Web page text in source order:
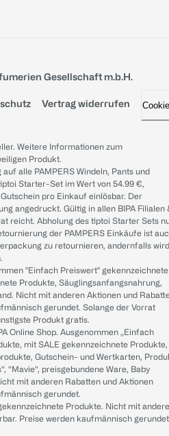
Gesellschaft m.b.H.
Vertrag widerrufen
Weitere Informationen zum
Produkt.
alle PAMPERS Windeln, Pants und
Starter-Set im Wert von 54.99 €,
pro Einkauf einlösbar. Der
angedruckt. Gültig in allen BIPA Filialen
reicht. Abholung des tiptoi Starter Sets
der PAMPERS Einkäufe ist
zu retournieren, andernfalls wird
"Einfach Preiswert" gekennzeichnete
Produkte, Säuglingsanfangsnahrung,
Nicht mit anderen Aktionen und
gerundet. Solange der Vorrat
Produkt gratis.
Online Shop. Ausgenommen „Einfach
mit SALE gekennzeichnete Produkte,
Gutschein- und Wertkarten,
“Mavie“, preisgebundene Ware, Baby
mit anderen Rabatten und Aktionen
gerundet.
Produkte. Nicht mit
Preise werden kaufmännisch